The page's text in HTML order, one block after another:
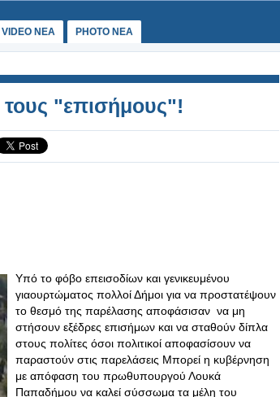
VIDEO NEA PHOTO NEA
τους "επισήμους"!
Υπό το φόβο επεισοδίων και γενικευμένου
γιαουρτώματος πολλοί Δήμοι για να προστατέψουν
το θεσμό της παρέλασης αποφάσισαν να μη
στήσουν εξέδρες επισήμων και να σταθούν δίπλα
στους πολίτες όσοι πολιτικοί αποφασίσουν να
παραστούν στις παρελάσεις Μπορεί η κυβέρνηση
με απόφαση του πρωθυπουργού Λουκά
Παπαδήμου να καλεί σύσσωμα τα μέλη του